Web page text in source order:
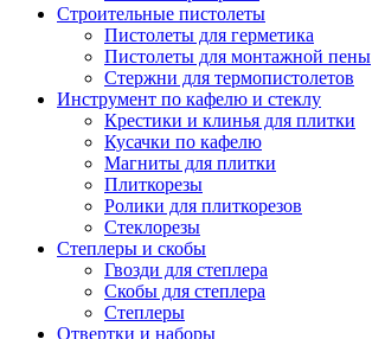
Строительные пистолеты
Пистолеты для герметика
Пистолеты для монтажной пены
Стержни для термопистолетов
Инструмент по кафелю и стеклу
Крестики и клинья для плитки
Кусачки по кафелю
Магниты для плитки
Плиткорезы
Ролики для плиткорезов
Стеклорезы
Степлеры и скобы
Гвозди для степлера
Скобы для степлера
Степлеры
Отвертки и наборы